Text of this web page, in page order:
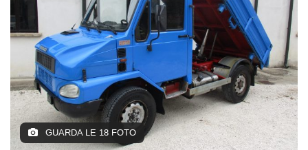
ASSISTENZA
CONTATTI
GUARDA LE 18 FOTO